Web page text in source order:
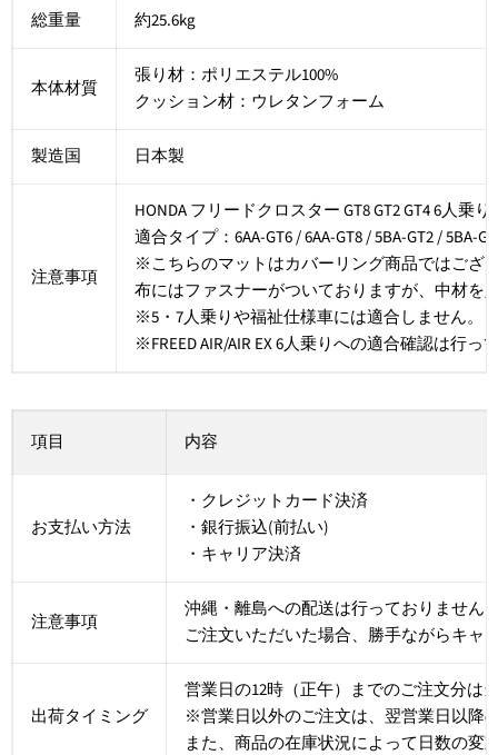
総重量 約25.6kg
本体材質
張り材：ポリエステル100%
クッション材：ウレタンフォーム
製造国 日本製
注意事項
HONDA フリードクロスター GT8 GT2 GT4 6人乗
適合タイプ：6AA-GT6 / 6AA-GT8 / 5BA-GT2 / 5BA-
※こちらのマットはカバーリング商品ではござ
布にはファスナーがついておりますが、中材を
※5・7人乗りや福祉仕様車には適合しません。
※FREED AIR/AIR EX 6人乗りへの適合確認は行っ
項目 内容
お支払い方法
・クレジットカード決済
・銀行振込(前払い)
・キャリア決済
注意事項
沖縄・離島への配送は行っておりません
ご注文いただいた場合、勝手ながらキャ
出荷タイミング
営業日の12時（正午）までのご注文分は
※営業日以外のご注文は、翌営業日以降
また、商品の在庫状況によって日数の変